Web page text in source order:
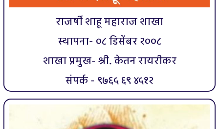
राजर्षी शाहू महाराज शाखा
स्थापना- ०८ डिसेंबर २००८
शाखा प्रमुख- श्री. केतन रायरीकर
संपर्क - ९७६५ ६९ ४५१२